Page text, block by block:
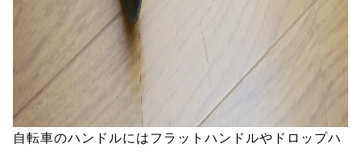
自転車のハンドルにはフラットハンドルやドロップハ